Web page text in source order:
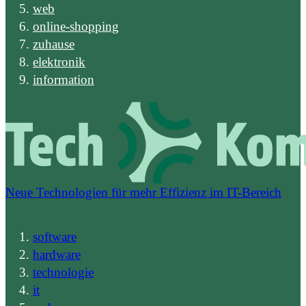
web
online-shopping
zuhause
elektronik
information
Neue Technologien für mehr Effizienz im IT-Bereich
software
hardware
technologie
it